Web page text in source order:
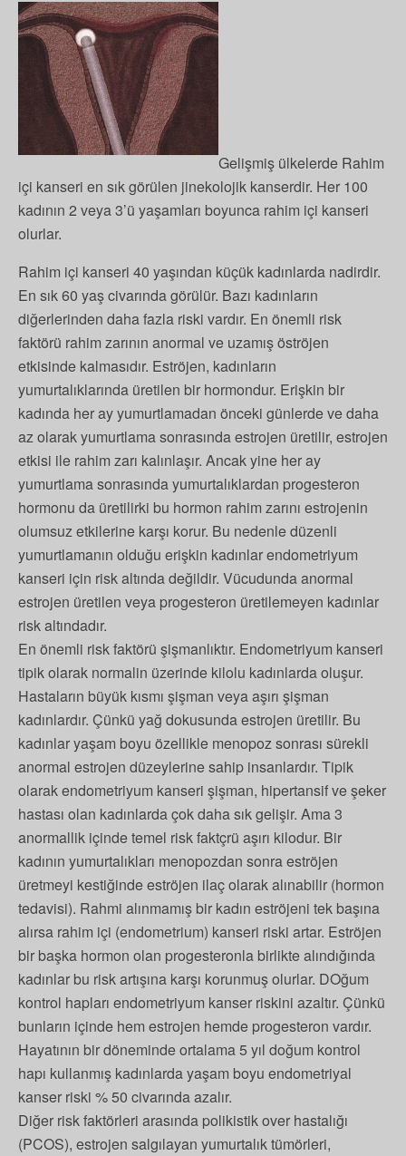
Gelişmiş ülkelerde Rahim
içi kanseri en sık görülen jinekolojik kanserdir. Her 100
kadının 2 veya 3’ü yaşamları boyunca rahim içi kanseri
olurlar.
Rahim içi kanseri 40 yaşından küçük kadınlarda nadirdir.
En sık 60 yaş civarında görülür. Bazı kadınların
diğerlerinden daha fazla riski vardır. En önemli risk
faktörü rahim zarının anormal ve uzamış öströjen
etkisinde kalmasıdır. Eströjen, kadınların
yumurtalıklarında üretilen bir hormondur. Erişkin bir
kadında her ay yumurtlamadan önceki günlerde ve daha
az olarak yumurtlama sonrasında estrojen üretilir, estrojen
etkisi ile rahim zarı kalınlaşır. Ancak yine her ay
yumurtlama sonrasında yumurtalıklardan progesteron
hormonu da üretilirki bu hormon rahim zarını estrojenin
olumsuz etkilerine karşı korur. Bu nedenle düzenli
yumurtlamanın olduğu erişkin kadınlar endometriyum
kanseri için risk altında değildir. Vücudunda anormal
estrojen üretilen veya progesteron üretilemeyen kadınlar
risk altındadır.
En önemli risk faktörü şişmanlıktır. Endometriyum kanseri
tipik olarak normalin üzerinde kilolu kadınlarda oluşur.
Hastaların büyük kısmı şişman veya aşırı şişman
kadınlardır. Çünkü yağ dokusunda estrojen üretilir. Bu
kadınlar yaşam boyu özellikle menopoz sonrası sürekli
anormal estrojen düzeylerine sahip insanlardır. Tipik
olarak endometriyum kanseri şişman, hipertansif ve şeker
hastası olan kadınlarda çok daha sık gelişir. Ama 3
anormallik içinde temel risk faktçrü aşırı kilodur. Bir
kadının yumurtalıkları menopozdan sonra eströjen
üretmeyi kestiğinde eströjen ilaç olarak alınabilir (hormon
tedavisi). Rahmi alınmamış bir kadın eströjeni tek başına
alırsa rahim içi (endometrium) kanseri riski artar. Eströjen
bir başka hormon olan progesteronla birlikte alındığında
kadınlar bu risk artışına karşı korunmuş olurlar. DOğum
kontrol hapları endometriyum kanser riskini azaltır. Çünkü
bunların içinde hem estrojen hemde progesteron vardır.
Hayatının bir döneminde ortalama 5 yıl doğum kontrol
hapı kullanmış kadınlarda yaşam boyu endometriyal
kanser riski % 50 civarında azalır.
Diğer risk faktörleri arasında polikistik over hastalığı
(PCOS), estrojen salgılayan yumurtalık tümörleri,